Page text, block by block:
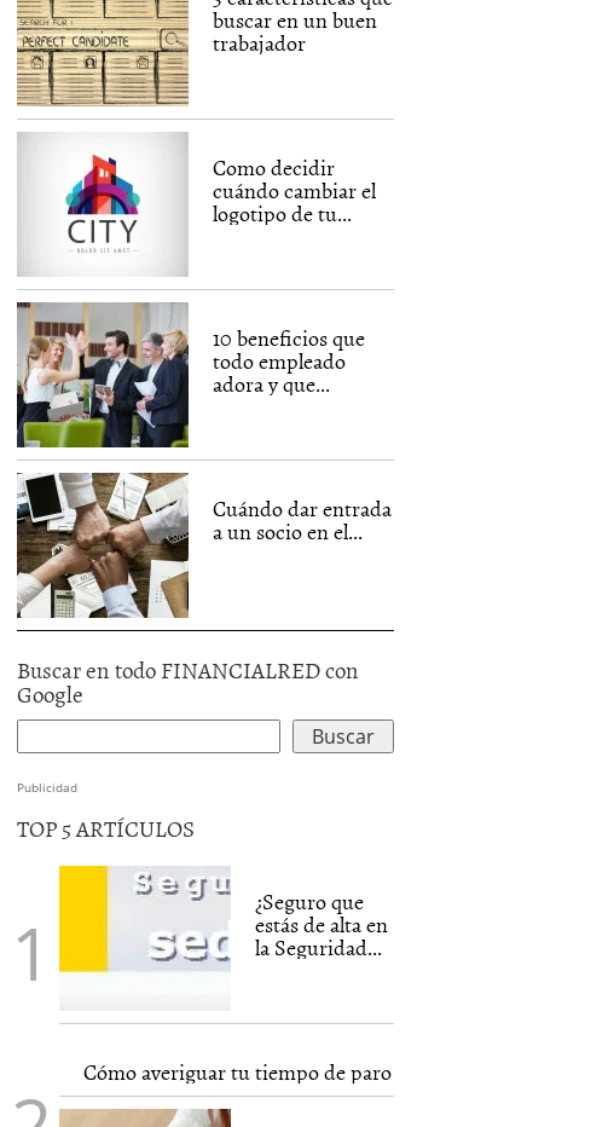
buscar en un buen
trabajador
Como decidir
cuándo cambiar el
logotipo de tu...
10 beneficios que
todo empleado
adora y que...
Cuándo dar entrada
a un socio en el...
Buscar en todo FINANCIALRED con
Google
Publicidad
TOP 5 ARTÍCULOS
¿Seguro que
estás de alta en
la Seguridad...
Cómo averiguar tu tiempo de paro